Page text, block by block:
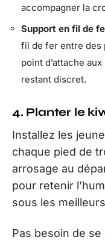
accompagner la
Support en fil de
fil de fer entre des
point d’attache
restant discret.
4. Planter le
Installez les
chaque pied de
arrosage au
pour retenir
sous les
Pas besoin de